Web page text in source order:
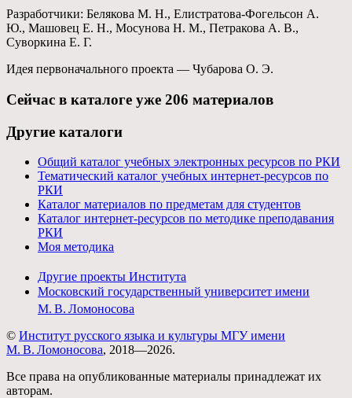
Разработчики: Белякова М. Н., Елистратова-Фогельсон А.
Ю., Машовец Е. Н., Мосунова Н. М., Петракова А. В.,
Суворкина Е. Г.
Идея первоначального проекта — Чубарова О. Э.
Ceйчас в каталоге уже 206 материалов
Другие каталоги
Общий каталог учебных электронных ресурсов по РКИ
Тематический каталог учебных интернет-ресурсов по
РКИ
Каталог материалов по предметам для студентов
Каталог интернет-ресурсов по методике преподавания
РКИ
Моя методика
Другие проекты Института
Московский государственный университет имени
М. В. Ломоносова
© Институт русского языка и культуры МГУ имени
М. В. Ломоносова, 2018—2026.
Все права на опубликованные материалы принадлежат их
авторам.